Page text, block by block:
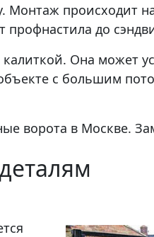
Монтаж происходит
профнастила до
Она может
с большим
ворота в Москве.